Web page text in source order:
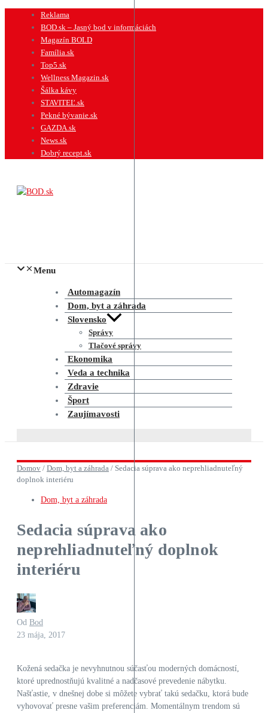
Preskočiť
Reklama
BOD.sk – Jasný bod v informáciách
Magazín BOLD
Família.sk
Top5.sk
Wellness Magazin.sk
Šálka kávy
STAVITEĽ.sk
Pekné bývanie.sk
GAZDA.sk
News.sk
Dobrý recept.sk
Menu
Automagazín
Dom, byt a záhrada
Slovensko
Správy
Tlačové správy
Ekonomika
Veda a technika
Zdravie
Šport
Zaujímavosti
Domov / Dom, byt a záhrada / Sedacia súprava ako neprehliadnuteľný
doplnok interiéru
Dom, byt a záhrada
Sedacia súprava ako
neprehliadnuteľný doplnok
interiéru
Od Bod
23 mája, 2017
Kožená sedačka je nevyhnutnou súčasťou moderných domácností,
ktoré uprednostňujú kvalitné a nadčasové prevedenie nábytku.
Našťastie, v dnešnej dobe si môžete vybrať takú sedačku, ktorá bude
vyhovovať presne vašim preferenciám. Momentálnym trendom sú